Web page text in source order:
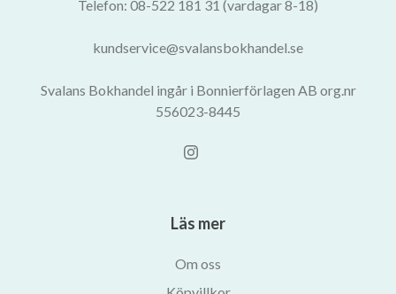
Telefon: 08-522 181 31 (vardagar 8-18)
kundservice@svalansbokhandel.se
Svalans Bokhandel ingår i Bonnierförlagen AB org.nr
556023-8445
Läs mer
Om oss